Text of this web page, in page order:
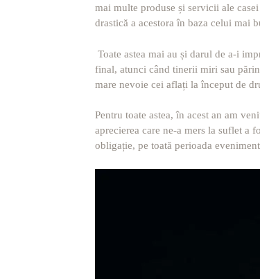
mai multe produse și servicii ale
drastică a acestora în baza celui mai
Toate astea mai au și darul de a-i
final, atunci când tinerii miri sau
mare nevoie cei aflați la început de
Pentru toate astea, în acest an am
aprecierea care ne-a mers la suflet a
obligație, pe toată perioada